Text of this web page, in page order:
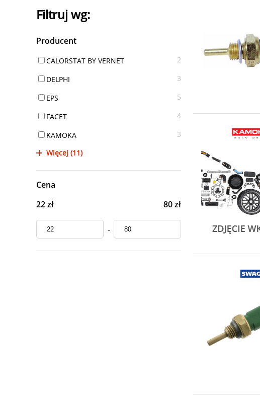
Filtruj wg:
Producent
CALORSTAT BY VERNET 2
DELPHI 3
EPS 5
FACET 4
KAMOKA
3
Więcej (11)
Cena
22 zł
80 zł
-